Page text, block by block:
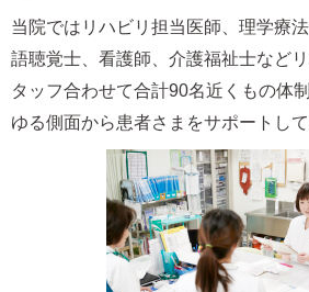
当院ではリハビリ担当医師、理学療
語聴覚士、看護師、介護福祉士など
タッフ合わせて合計90名近くもの体
ゆる側面から患者さまをサポートして